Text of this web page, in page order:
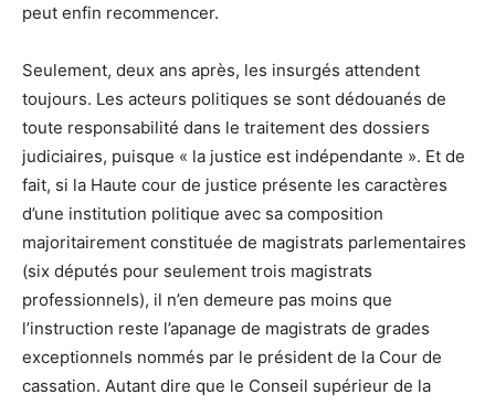
peut enfin recommencer.
Seulement, deux ans après, les insurgés attendent
toujours. Les acteurs politiques se sont dédouanés de
toute responsabilité dans le traitement des dossiers
judiciaires, puisque « la justice est indépendante ». Et de
fait, si la Haute cour de justice présente les caractères
d’une institution politique avec sa composition
majoritairement constituée de magistrats parlementaires
(six députés pour seulement trois magistrats
professionnels), il n’en demeure pas moins que
l’instruction reste l’apanage de magistrats de grades
exceptionnels nommés par le président de la Cour de
cassation. Autant dire que le Conseil supérieur de la